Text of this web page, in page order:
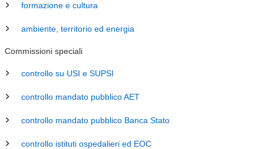
formazione e cultura
ambiente, territorio ed energia
Commissioni speciali
controllo su USI e SUPSI
controllo mandato pubblico AET
controllo mandato pubblico Banca Stato
controllo istituti ospedalieri ed EOC